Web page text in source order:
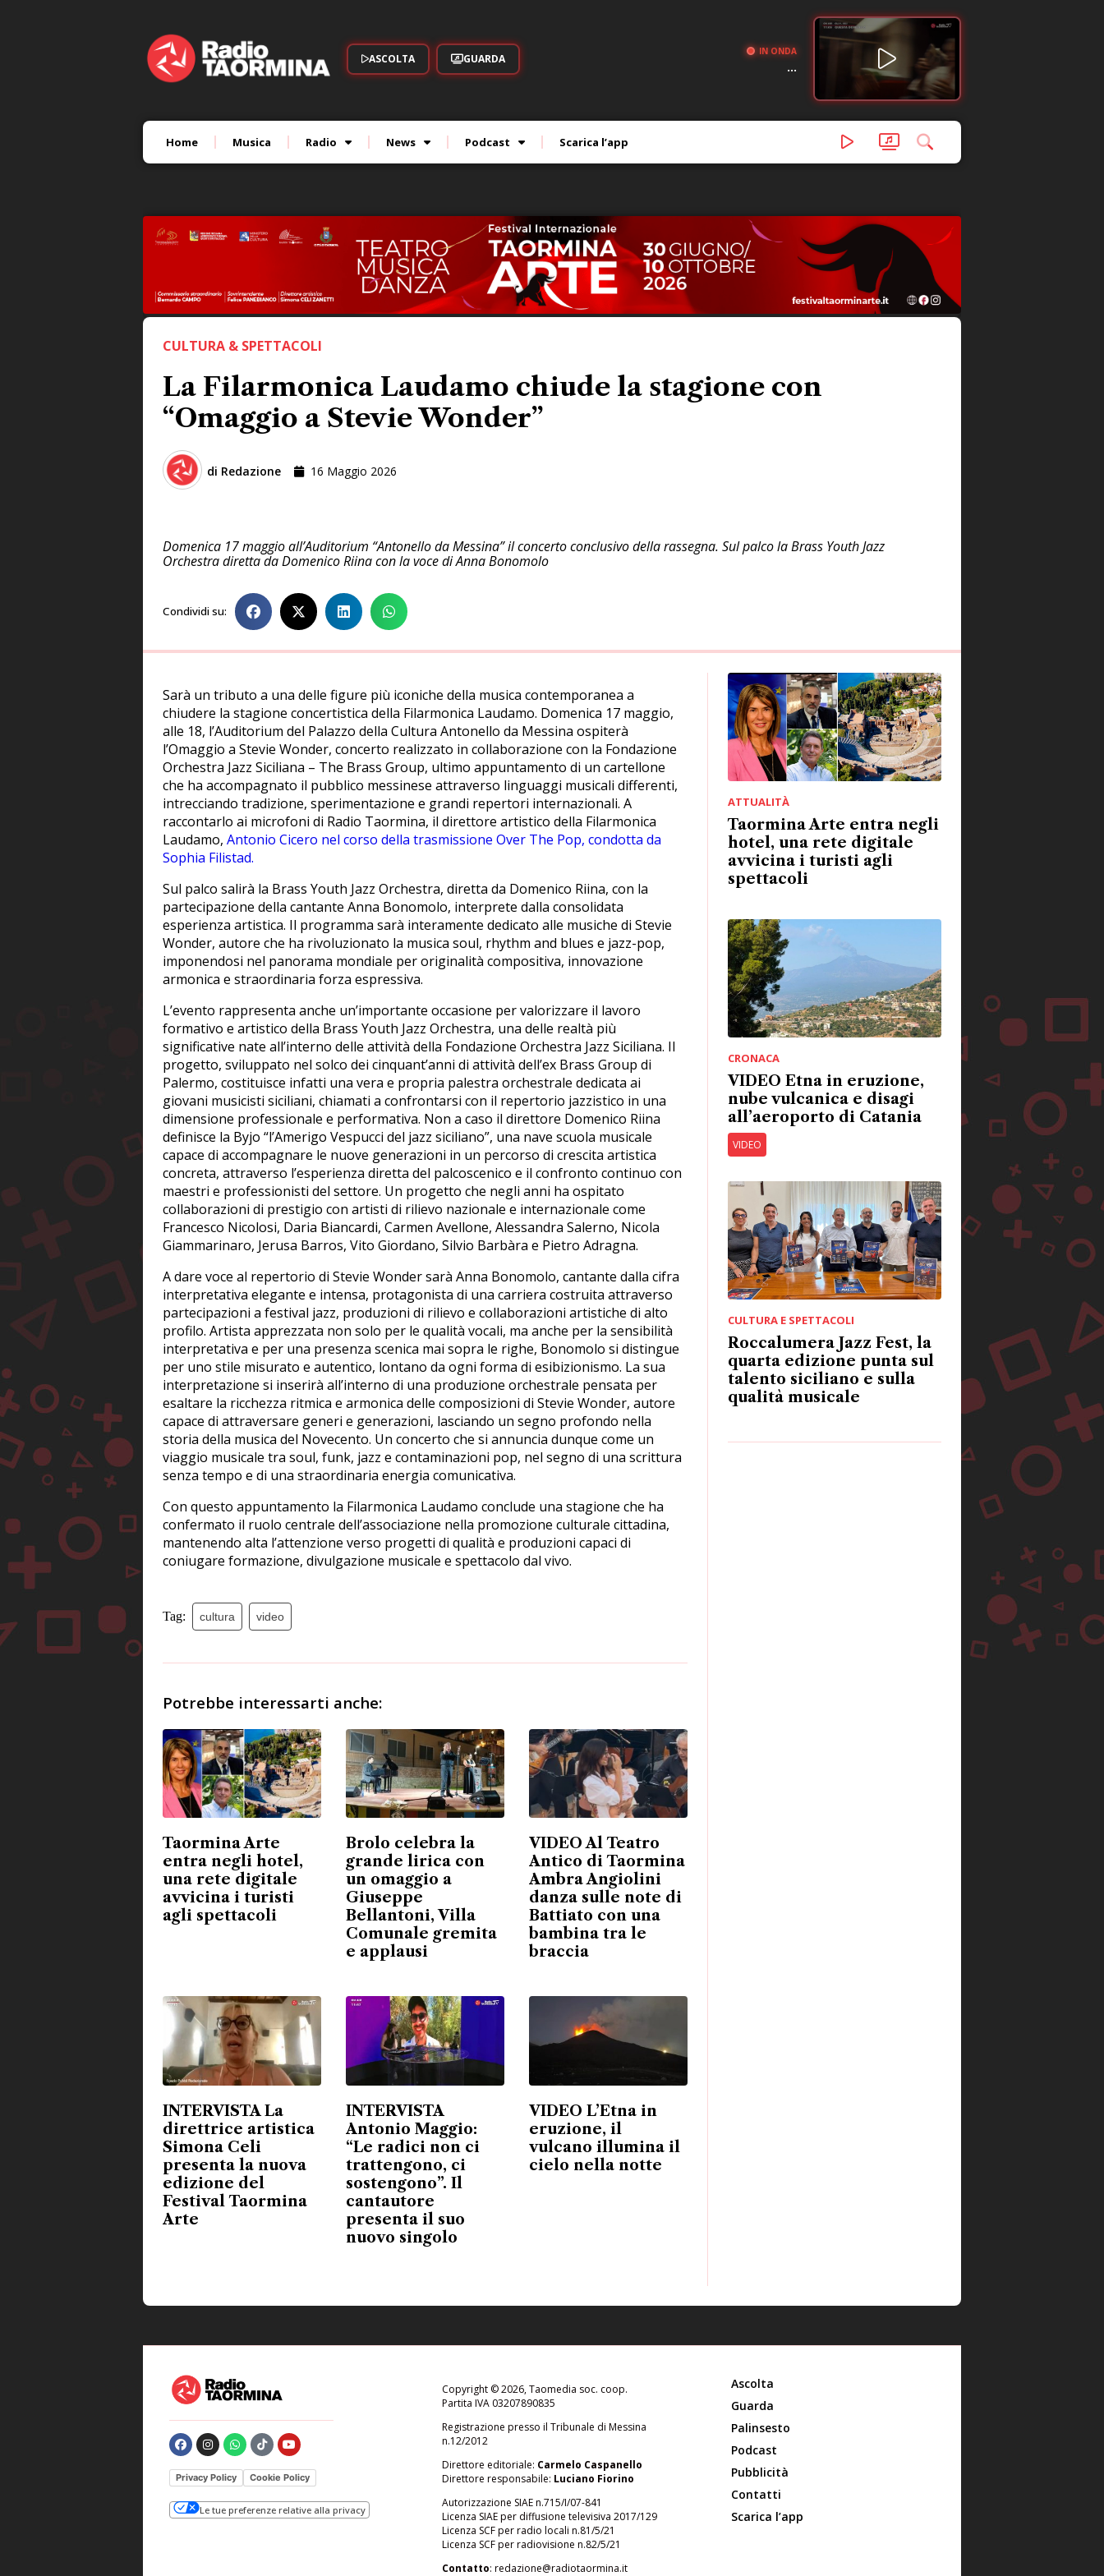
ASCOLTA GUARDA
IN ONDA
...
Home Musica Radio News Podcast Scarica l’app
CULTURA & SPETTACOLI
La Filarmonica Laudamo chiude la stagione con
“Omaggio a Stevie Wonder”
di Redazione 16 Maggio 2026
Domenica 17 maggio all’Auditorium “Antonello da Messina” il concerto conclusivo della rassegna. Sul palco la Brass Youth Jazz
Orchestra diretta da Domenico Riina con la voce di Anna Bonomolo
Condividi su:
Sarà un tributo a una delle figure più iconiche della musica contemporanea a
chiudere la stagione concertistica della Filarmonica Laudamo. Domenica 17 maggio,
alle 18, l’Auditorium del Palazzo della Cultura Antonello da Messina ospiterà
l’Omaggio a Stevie Wonder, concerto realizzato in collaborazione con la Fondazione
Orchestra Jazz Siciliana – The Brass Group, ultimo appuntamento di un cartellone
che ha accompagnato il pubblico messinese attraverso linguaggi musicali differenti,
intrecciando tradizione, sperimentazione e grandi repertori internazionali. A
raccontarlo ai microfoni di Radio Taormina, il direttore artistico della Filarmonica
Laudamo, Antonio Cicero nel corso della trasmissione Over The Pop, condotta da
Sophia Filistad.
Sul palco salirà la Brass Youth Jazz Orchestra, diretta da Domenico Riina, con la
partecipazione della cantante Anna Bonomolo, interprete dalla consolidata
esperienza artistica. Il programma sarà interamente dedicato alle musiche di Stevie
Wonder, autore che ha rivoluzionato la musica soul, rhythm and blues e jazz-pop,
imponendosi nel panorama mondiale per originalità compositiva, innovazione
armonica e straordinaria forza espressiva.
L’evento rappresenta anche un’importante occasione per valorizzare il lavoro
formativo e artistico della Brass Youth Jazz Orchestra, una delle realtà più
significative nate all’interno delle attività della Fondazione Orchestra Jazz Siciliana. Il
progetto, sviluppato nel solco dei cinquant’anni di attività dell’ex Brass Group di
Palermo, costituisce infatti una vera e propria palestra orchestrale dedicata ai
giovani musicisti siciliani, chiamati a confrontarsi con il repertorio jazzistico in una
dimensione professionale e performativa. Non a caso il direttore Domenico Riina
definisce la Byjo “l’Amerigo Vespucci del jazz siciliano”, una nave scuola musicale
capace di accompagnare le nuove generazioni in un percorso di crescita artistica
concreta, attraverso l’esperienza diretta del palcoscenico e il confronto continuo con
maestri e professionisti del settore. Un progetto che negli anni ha ospitato
collaborazioni di prestigio con artisti di rilievo nazionale e internazionale come
Francesco Nicolosi, Daria Biancardi, Carmen Avellone, Alessandra Salerno, Nicola
Giammarinaro, Jerusa Barros, Vito Giordano, Silvio Barbàra e Pietro Adragna.
A dare voce al repertorio di Stevie Wonder sarà Anna Bonomolo, cantante dalla cifra
interpretativa elegante e intensa, protagonista di una carriera costruita attraverso
partecipazioni a festival jazz, produzioni di rilievo e collaborazioni artistiche di alto
profilo. Artista apprezzata non solo per le qualità vocali, ma anche per la sensibilità
interpretativa e per una presenza scenica mai sopra le righe, Bonomolo si distingue
per uno stile misurato e autentico, lontano da ogni forma di esibizionismo. La sua
interpretazione si inserirà all’interno di una produzione orchestrale pensata per
esaltare la ricchezza ritmica e armonica delle composizioni di Stevie Wonder, autore
capace di attraversare generi e generazioni, lasciando un segno profondo nella
storia della musica del Novecento. Un concerto che si annuncia dunque come un
viaggio musicale tra soul, funk, jazz e contaminazioni pop, nel segno di una scrittura
senza tempo e di una straordinaria energia comunicativa.
Con questo appuntamento la Filarmonica Laudamo conclude una stagione che ha
confermato il ruolo centrale dell’associazione nella promozione culturale cittadina,
mantenendo alta l’attenzione verso progetti di qualità e produzioni capaci di
coniugare formazione, divulgazione musicale e spettacolo dal vivo.
Tag: cultura video
Potrebbe interessarti anche:
Taormina Arte
entra negli hotel,
una rete digitale
avvicina i turisti
agli spettacoli
Brolo celebra la
grande lirica con
un omaggio a
Giuseppe
Bellantoni, Villa
Comunale gremita
e applausi
VIDEO Al Teatro
Antico di Taormina
Ambra Angiolini
danza sulle note di
Battiato con una
bambina tra le
braccia
INTERVISTA La
direttrice artistica
Simona Celi
presenta la nuova
edizione del
Festival Taormina
Arte
INTERVISTA
Antonio Maggio:
“Le radici non ci
trattengono, ci
sostengono”. Il
cantautore
presenta il suo
nuovo singolo
VIDEO L’Etna in
eruzione, il
vulcano illumina il
cielo nella notte
ATTUALITÀ
Taormina Arte entra negli
hotel, una rete digitale
avvicina i turisti agli
spettacoli
CRONACA
VIDEO Etna in eruzione,
nube vulcanica e disagi
all’aeroporto di Catania
VIDEO
CULTURA E SPETTACOLI
Roccalumera Jazz Fest, la
quarta edizione punta sul
talento siciliano e sulla
qualità musicale
Privacy Policy Cookie Policy
Le tue preferenze relative alla privacy
Copyright © 2026, Taomedia soc. coop.
Partita IVA 03207890835
Registrazione presso il Tribunale di Messina
n.12/2012
Direttore editoriale: Carmelo Caspanello
Direttore responsabile: Luciano Fiorino
Autorizzazione SIAE n.715/I/07-841
Licenza SIAE per diffusione televisiva 2017/129
Licenza SCF per radio locali n.81/5/21
Licenza SCF per radiovisione n.82/5/21
Contatto: redazione@radiotaormina.it
Ascolta
Guarda
Palinsesto
Podcast
Pubblicità
Contatti
Scarica l’app